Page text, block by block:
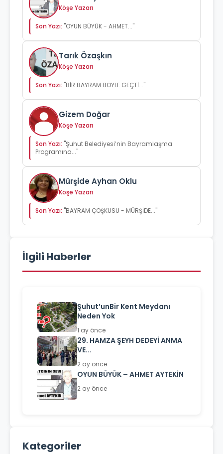
Köşe Yazarı
Son Yazı: "OYUN BÜYÜK - AHMET..."
Tarık Özaşkın
Köşe Yazarı
Son Yazı: "BİR BAYRAM BÖYLE GEÇTİ..."
Gizem Doğar
Köşe Yazarı
Son Yazı: "Şuhut Belediyesi’nin Bayramlaşma
Programına..."
Mürşide Ayhan Oklu
Köşe Yazarı
Son Yazı: "BAYRAM ÇOŞKUSU - MÜRŞİDE..."
İlgili Haberler
Şuhut’unBir Kent Meydanı
Neden Yok
1 ay önce
29. HAMZA ŞEYH DEDEYİ ANMA
VE...
2 ay önce
OYUN BÜYÜK – AHMET AYTEKİN
2 ay önce
Kategoriler